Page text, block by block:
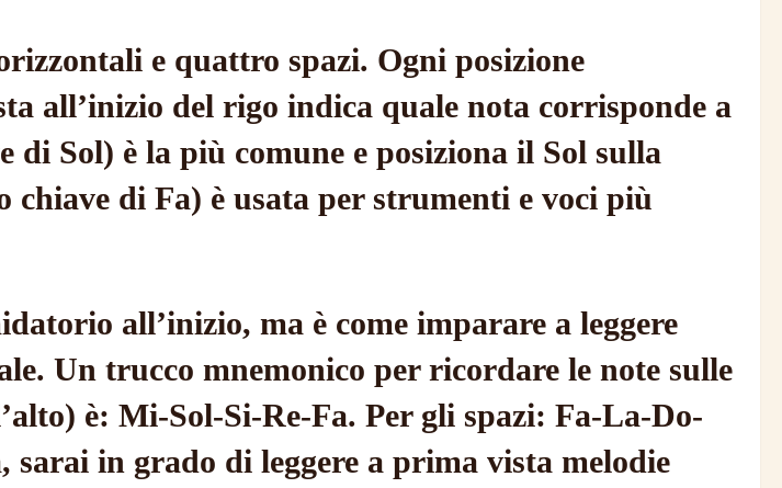
e quattro spazi. Ogni posizione
all’inizio del rigo indica quale nota corrisponde a
Sol) è la più comune e posiziona il Sol sulla
chiave di Fa) è usata per strumenti e voci più
all’inizio, ma è come imparare a leggere
Un trucco mnemonico per ricordare le note sulle
è: Mi-Sol-Si-Re-Fa. Per gli spazi: Fa-La-Do-
in grado di leggere a prima vista melodie